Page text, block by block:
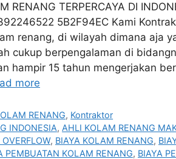
RENANG TERPERCAYA DI
5B2F94EC Kami
renang, di wilayah dimana aja
cukup berpengalaman di
hampir 15 tahun mengerjakan
more
RENANG, Kontraktor
INDONESIA, AHLI KOLAM RENANG
, BIAYA KOLAM RENANG,
PEMBUATAN KOLAM RENANG, BIAYA